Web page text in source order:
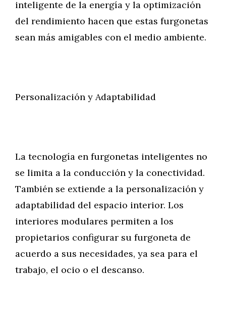
inteligente de la energía y la optimización
del rendimiento hacen que estas furgonetas
sean más amigables con el medio ambiente.
Personalización y Adaptabilidad
La tecnología en furgonetas inteligentes no
se limita a la conducción y la conectividad.
También se extiende a la personalización y
adaptabilidad del espacio interior. Los
interiores modulares permiten a los
propietarios configurar su furgoneta de
acuerdo a sus necesidades, ya sea para el
trabajo, el ocio o el descanso.